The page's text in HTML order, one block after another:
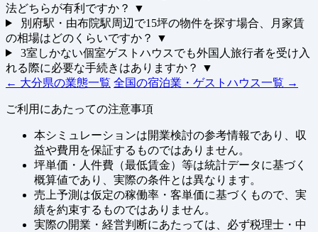
法どちらが有利ですか？
▼
別府駅・由布院駅周辺で15坪の物件を探す場合、月家賃
の相場はどのくらいですか？
▼
3室しかない個室ゲストハウスでも外国人旅行者を受け入
れる際に必要な手続きはありますか？
▼
← 大分県の業態一覧 全国の宿泊業・ゲストハウス一覧 →
ご利用にあたっての注意事項
本シミュレーションは開業検討の参考情報であり、収
益や費用を保証するものではありません。
坪単価・人件費（最低賃金）等は統計データに基づく
概算値であり、実際の条件とは異なります。
売上予測は仮定の稼働率・客単価に基づくもので、実
績を約束するものではありません。
実際の開業・経営判断にあたっては、必ず税理士・中